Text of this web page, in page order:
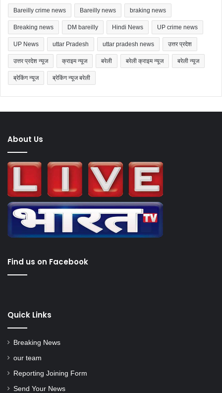
Bareilly crime news Bareilly news braking news
Breaking news DM bareilly Hindi News UP crime news
UP News uttar Pradesh uttar pradesh news उत्तर प्रदेश
उत्तर प्रदेश न्यूज क्राइम न्यूज बरेली बरेली क्राइम न्यूज बरेली न्यूज
ब्रेकिंग न्यूज ब्रेकिंग न्यूज बरेली
About Us
Find us on Facebook
Quick Links
Breaking News
our team
Reporting Joining Form
Send Your News